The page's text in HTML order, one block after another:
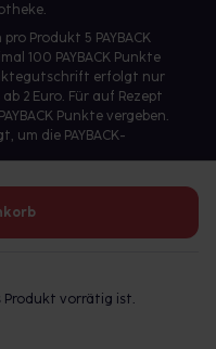
Produkt vorrätig ist.
Produkt 5 PAYBACK
100 PAYBACK Punkte
erfolgt nur
2 Euro. Für auf Rezept
Punkte vergeben.
um die PAYBACK-
gesund.de GmbH &